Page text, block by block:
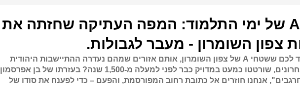
שטח A של ימי התלמוד: המפה העתיקה שחזתה את
צפון השומרון - מעבר לגבולות.
מה אם נגיד לכם ששטחי A של צפון השומרון, אותם אזורים שמהם נעדרה ההתיישבות היהודית
בדורות האחרונים, שורטטו כמעט במדויק כבר לפני למעלה מ-1,500 שנה? בעזרתו של בן אפרסמון
אנחנו חוזרים אל כתובת רחוב המפורסמת, והפעם – כדי לפענח את סודו של